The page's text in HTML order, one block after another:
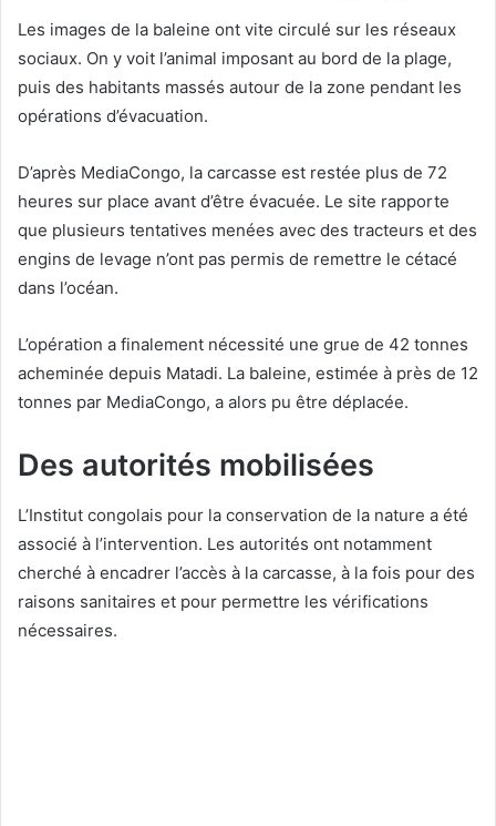
Les images de la baleine ont vite circulé sur les réseaux
sociaux. On y voit l’animal imposant au bord de la plage,
puis des habitants massés autour de la zone pendant les
opérations d’évacuation.
D’après MediaCongo, la carcasse est restée plus de 72
heures sur place avant d’être évacuée. Le site rapporte
que plusieurs tentatives menées avec des tracteurs et des
engins de levage n’ont pas permis de remettre le cétacé
dans l’océan.
L’opération a finalement nécessité une grue de 42 tonnes
acheminée depuis Matadi. La baleine, estimée à près de 12
tonnes par MediaCongo, a alors pu être déplacée.
Des autorités mobilisées
L’Institut congolais pour la conservation de la nature a été
associé à l’intervention. Les autorités ont notamment
cherché à encadrer l’accès à la carcasse, à la fois pour des
raisons sanitaires et pour permettre les vérifications
nécessaires.